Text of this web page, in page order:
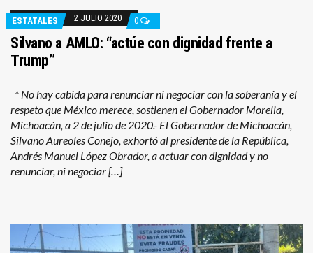
ESTATALES 2 JULIO 2020 0
Silvano a AMLO: “actúe con dignidad frente a
Trump”
* No hay cabida para renunciar ni negociar con la soberanía y el
respeto que México merece, sostienen el Gobernador Morelia,
Michoacán, a 2 de julio de 2020.- El Gobernador de Michoacán,
Silvano Aureoles Conejo, exhortó al presidente de la República,
Andrés Manuel López Obrador, a actuar con dignidad y no
renunciar, ni negociar […]